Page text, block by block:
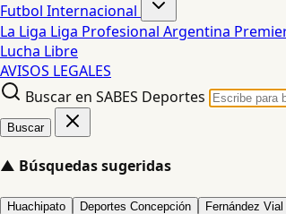
Futbol Internacional
La Liga Liga Profesional Argentina
Lucha Libre
AVISOS LEGALES
Buscar en SABES Deportes
Buscar
▲ Búsquedas sugeridas
Huachipato Deportes Concepción Fernández Vial